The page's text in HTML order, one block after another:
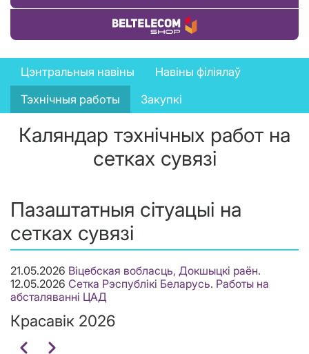
Купіць тавар
News
menu
Цэнтральныя навіны
Навіны філіялаў
Тэхнічныя работы
Закупкі
Каляндар тэхнічных работ на
сетках сувязі
Пазаштатныя сітуацыі на
сетках сувязі
21.05.2026 Віцебская вобласць, Докшыцкі раён.
12.05.2026 Сетка Рэспублікі Беларусь. Работы на
абсталяванні ЦАД
Красавік 2026
Pagination
ПапярэдніНаступны